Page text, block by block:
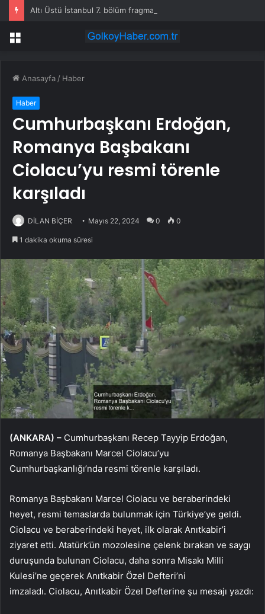
Altı Üstü İstanbul 7. bölüm fragmanı yayınlandı mı?
Menü
Anasayfa / Haber
Haber
Cumhurbaşkanı Erdoğan,
Romanya Başbakanı
Ciolacu’yu resmi törenle
karşıladı
DİLAN BİÇER Mayıs 22, 2024 0 0
1 dakika okuma süresi
(ANKARA) – Cumhurbaşkanı Recep Tayyip Erdoğan,
Romanya Başbakanı Marcel Ciolacu’yu
Cumhurbaşkanlığı’nda resmi törenle karşıladı.
Romanya Başbakanı Marcel Ciolacu ve beraberindeki
heyet, resmi temaslarda bulunmak için Türkiye’ye geldi.
Ciolacu ve beraberindeki heyet, ilk olarak Anıtkabir’i
ziyaret etti. Atatürk’ün mozolesine çelenk bırakan ve saygı
duruşunda bulunan Ciolacu, daha sonra Misakı Milli
Kulesi’ne geçerek Anıtkabir Özel Defteri’ni
imzaladı. Ciolacu, Anıtkabir Özel Defterine şu mesajı yazdı: